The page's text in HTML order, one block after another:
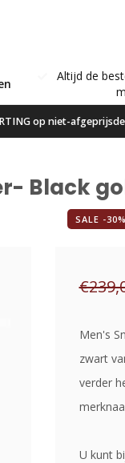
Altijd de
op niet-
Black
SALE -30%
Men's
zwart
verder
U kunt